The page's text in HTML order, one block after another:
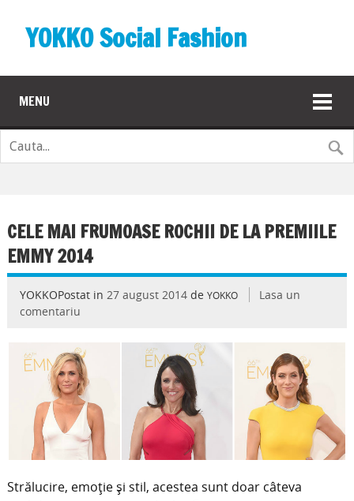
YOKKO Social Fashion
MENU
CELE MAI FRUMOASE ROCHII DE LA PREMIILE
EMMY 2014
YOKKOPostat in 27 august 2014de YOKKO
Lasa un
comentariu
Strălucire, emoţie şi stil, acestea sunt doar câteva